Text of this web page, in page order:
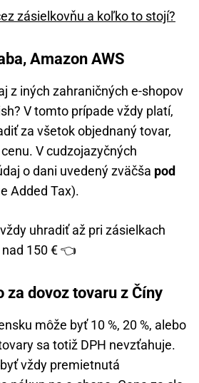
zásielkovňu a koľko to stojí?
Amazon AWS
z iných zahraničných e-shopov
V tomto prípade vždy platí,
za všetok objednaný tovar,
V cudzojazyčných
o dani uvedený zväčša pod
Added Tax).
uhradiť až pri zásielkach
nad 150 € 👈
za dovoz tovaru z Číny
môže byť 10 %, 20 %, alebo
sa totiž DPH nevzťahuje.
vždy premietnutá